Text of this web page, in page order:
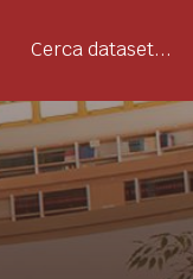
Cerca dataset...